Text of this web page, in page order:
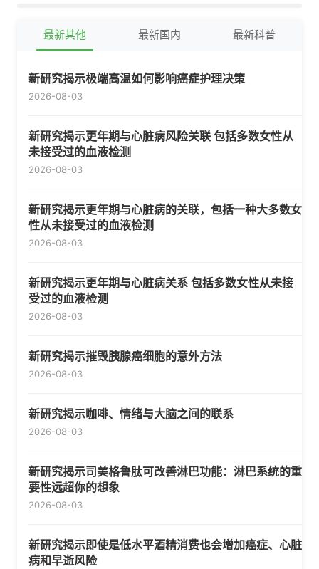
最新其他 最新国内 最新科普
新研究揭示极端高温如何影响癌症护理决策
2026-08-03
新研究揭示更年期与心脏病风险关联 包括多数女性从
未接受过的血液检测
2026-08-03
新研究揭示更年期与心脏病的关联，包括一种大多数女
性从未接受过的血液检测
2026-08-03
新研究揭示更年期与心脏病关系 包括多数女性从未接
受过的血液检测
2026-08-03
新研究揭示摧毁胰腺癌细胞的意外方法
2026-08-03
新研究揭示咖啡、情绪与大脑之间的联系
2026-08-03
新研究揭示司美格鲁肽可改善淋巴功能：淋巴系统的重
要性远超你的想象
2026-08-03
新研究揭示即使是低水平酒精消费也会增加癌症、心脏
病和早逝风险